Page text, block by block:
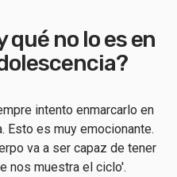
qué no lo es en
intento enmarcarlo en
Esto es muy emocionante.
va a ser capaz de tener
nos muestra el ciclo'.